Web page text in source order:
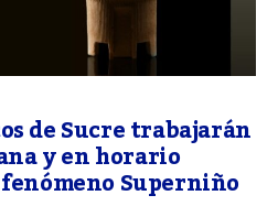
de Sucre trabajarán
y en horario
Superniño